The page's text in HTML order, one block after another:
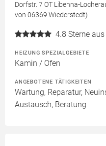
Dorfstr. 7 OT Libehna-
von 06369 Wiederstedt)
4.8 Sterne
HEIZUNG SPEZIALGEBIETE
Kamin / Ofen
ANGEBOTENE TÄTIGKEITEN
Wartung, Reparatur,
Austausch, Beratung